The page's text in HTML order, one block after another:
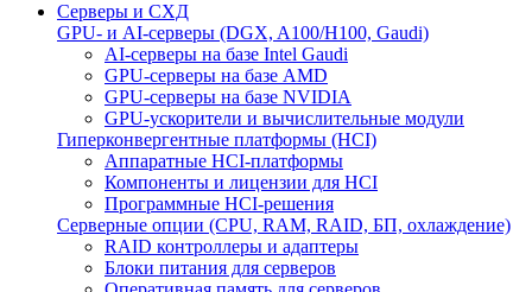
Серверы и СХД
GPU- и AI-серверы (DGX, A100/H100, Gaudi)
AI-серверы на базе Intel Gaudi
GPU-серверы на базе AMD
GPU-серверы на базе NVIDIA
GPU-ускорители и вычислительные модули
Гиперконвергентные платформы (HCI)
Аппаратные HCI-платформы
Компоненты и лицензии для HCI
Программные HCI-решения
Серверные опции (CPU, RAM, RAID, БП, охлаждение)
RAID контроллеры и адаптеры
Блоки питания для серверов